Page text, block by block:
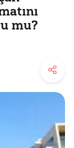
mu?